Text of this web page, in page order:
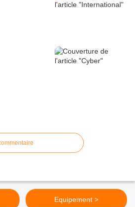
Equipement >